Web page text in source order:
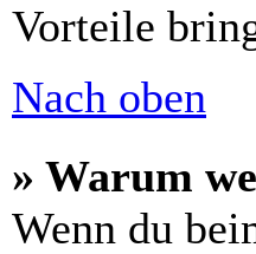
Vorteile
Nach oben
» Warum
Wenn du